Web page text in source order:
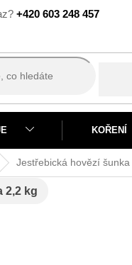
+420 603 248 457
KOŘENÍ
Jestřebická hovězí šunka
2,2 kg